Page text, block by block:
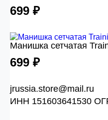
699 ₽
Манишка сетчатая
699 ₽
jrussia.store@mail.ru
ИНН 151603641530